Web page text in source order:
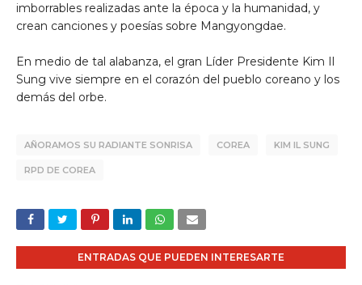
imborrables realizadas ante la época y la humanidad, y
crean canciones y poesías sobre Mangyongdae.
En medio de tal alabanza, el gran Líder Presidente Kim Il
Sung vive siempre en el corazón del pueblo coreano y los
demás del orbe.
AÑORAMOS SU RADIANTE SONRISA COREA KIM IL SUNG
RPD DE COREA
ENTRADAS QUE PUEDEN INTERESARTE